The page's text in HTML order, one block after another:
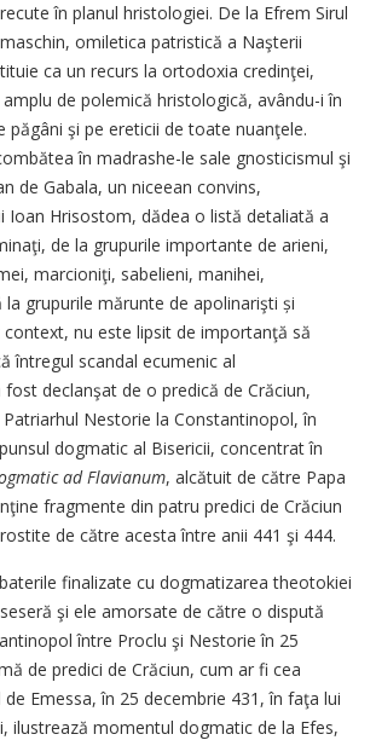
în planul hristologiei. De la Efrem Sirul
omiletica patristică a Naşterii
ca un recurs la ortodoxia credinţei,
de polemică hristologică, avându-i în
păgâni şi pe ereticii de toate nuanţele.
în madrashe-le sale gnosticismul şi
de Gabala, un niceean convins,
Ioan Hrisostom, dădea o listă detaliată a
de la grupurile importante de arieni,
marcioniţi, sabelieni, manihei,
grupurile mărunte de apolinarişti și
nu este lipsit de importanţă să
întregul scandal ecumenic al
declanşat de o predică de Crăciun,
Nestorie la Constantinopol, în
dogmatic al Bisericii, concentrat în
ad Flavianum, alcătuit de către Papa
fragmente din patru predici de Crăciun
rostite de către acesta între anii 441 şi 444.
finalizate cu dogmatizarea theotokiei
şi ele amorsate de către o dispută
între Proclu şi Nestorie în 25
de predici de Crăciun, cum ar fi cea
Emessa, în 25 decembrie 431, în faţa lui
ilustrează momentul dogmatic de la Efes,